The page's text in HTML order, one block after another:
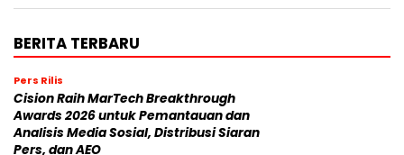
BERITA TERBARU
Pers Rilis
Cision Raih MarTech Breakthrough
Awards 2026 untuk Pemantauan dan
Analisis Media Sosial, Distribusi Siaran
Pers, dan AEO